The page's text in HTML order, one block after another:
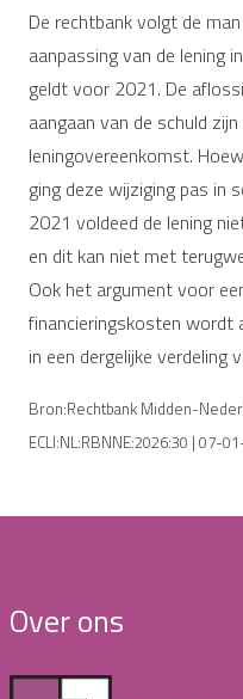
De rechtbank volgt de
aanpassing van de lening
geldt voor 2021. De
aangaan van de schuld
leningovereenkomst.
ging deze wijziging pas in
2021 voldeed de lening
en dit kan niet met
Ook het argument voor
financieringskosten
in een dergelijke verdeling
Bron:Rechtbank Midden-
ECLI:NL:RBNNE:2026:30 | 07-
Over ons